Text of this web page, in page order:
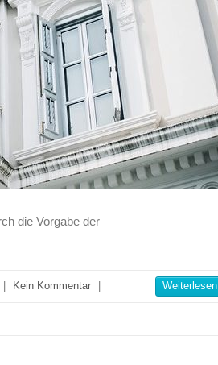
die Vorgabe der
Kein Kommentar Weiterlesen